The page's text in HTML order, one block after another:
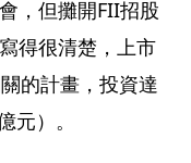
，但攤開FII招股
得很清楚，上市
的計畫，投資達
元）。